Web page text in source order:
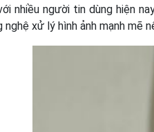
nhiều người tin dùng hiện
xử lý hình ảnh mạnh mẽ